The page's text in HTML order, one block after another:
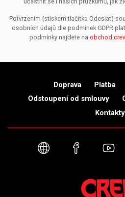
Potvrzením (stiskem tlačítka Odeslat)
osobních údajů dle podmínek GDPR
podmínky najdete na
Doprava Platba
Odstoupení od smlouvy
Kontakty
Webové